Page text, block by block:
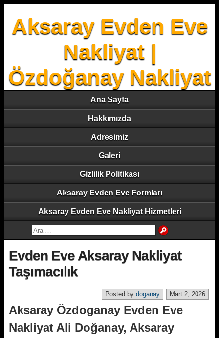
Aksaray Evden Eve
Nakliyat |
Özdoğanay Nakliyat
Ana Sayfa
Hakkımızda
Adresimiz
Galeri
Gizlilik Politikası
Aksaray Evden Eve Formları
Aksaray Evden Eve Nakliyat Hizmetleri
Evden Eve Aksaray Nakliyat
Taşımacılık
Mart 2, 2026
Posted by doganay
Aksaray Özdoganay Evden Eve
Nakliyat Ali Doğanay, Aksaray